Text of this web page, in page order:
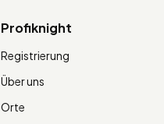
Profiknight
Registrierung
Über uns
Orte